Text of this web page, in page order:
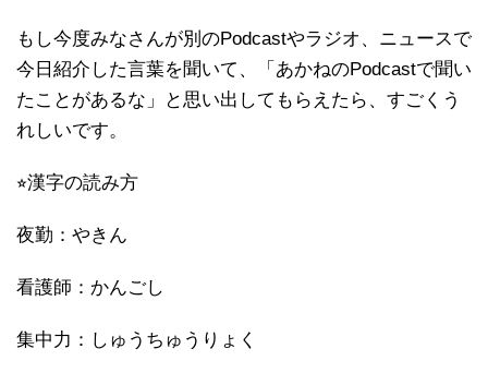
もし今度みなさんが別のPodcastやラジオ、ニュースで
今日紹介した言葉を聞いて、「あかねのPodcastで聞い
たことがあるな」と思い出してもらえたら、すごくう
れしいです。
⭐︎漢字の読み方
夜勤：やきん
看護師：かんごし
集中力：しゅうちゅうりょく